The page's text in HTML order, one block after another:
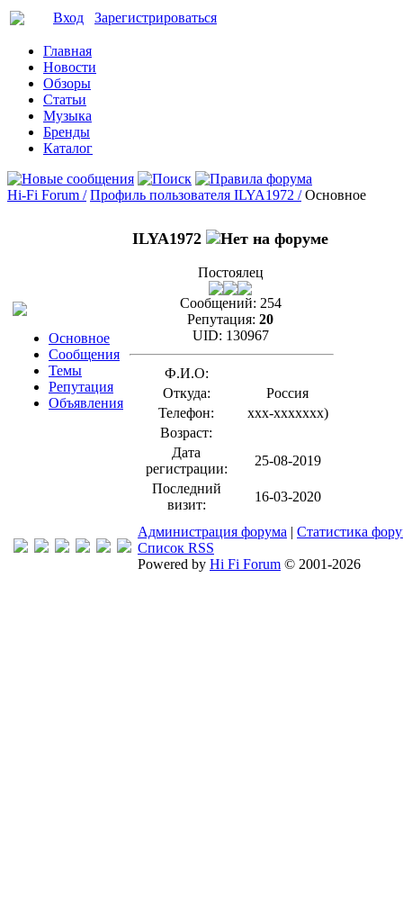
Вход Зарегистрироваться
Главная
Новости
Обзоры
Статьи
Музыка
Бренды
Каталог
Hi-Fi Forum / Профиль пользователя ILYA1972 / Основное
Основное
Сообщения
Темы
Репутация
Объявления
ILYA1972
Постоялец
Сообщений: 254
Репутация: 20
UID: 130967
Ф.И.О:
Откуда:
Россия
Телефон:
xxx-xxxxxxx)
Возраст:
Дата
регистрации:
25-08-2019
Последний
визит:
16-03-2020
Администрация форума | Статистика
Список RSS
Powered by Hi Fi Forum © 2001-2026